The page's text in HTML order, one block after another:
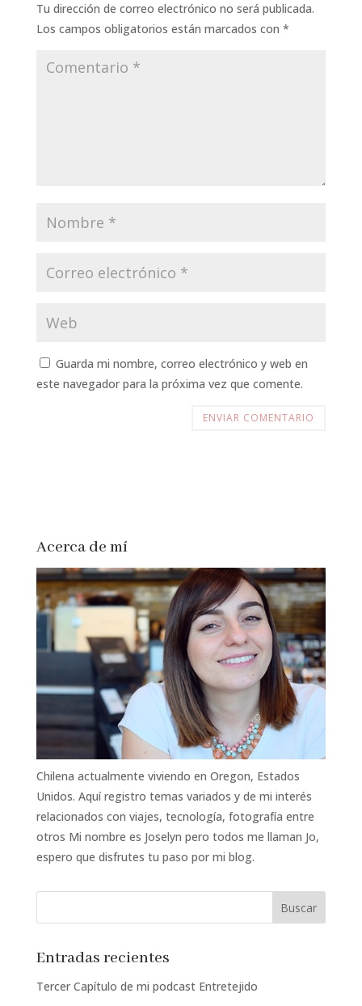
Tu dirección de correo electrónico no será publicada.
Los campos obligatorios están marcados con *
Guarda mi nombre, correo electrónico y web en
este navegador para la próxima vez que comente.
Acerca de mí
Chilena actualmente viviendo en Oregon, Estados
Unidos. Aquí registro temas variados y de mi interés
relacionados con viajes, tecnología, fotografía entre
otros Mi nombre es Joselyn pero todos me llaman Jo,
espero que disfrutes tu paso por mi blog.
Entradas recientes
Tercer Capítulo de mi podcast Entretejido